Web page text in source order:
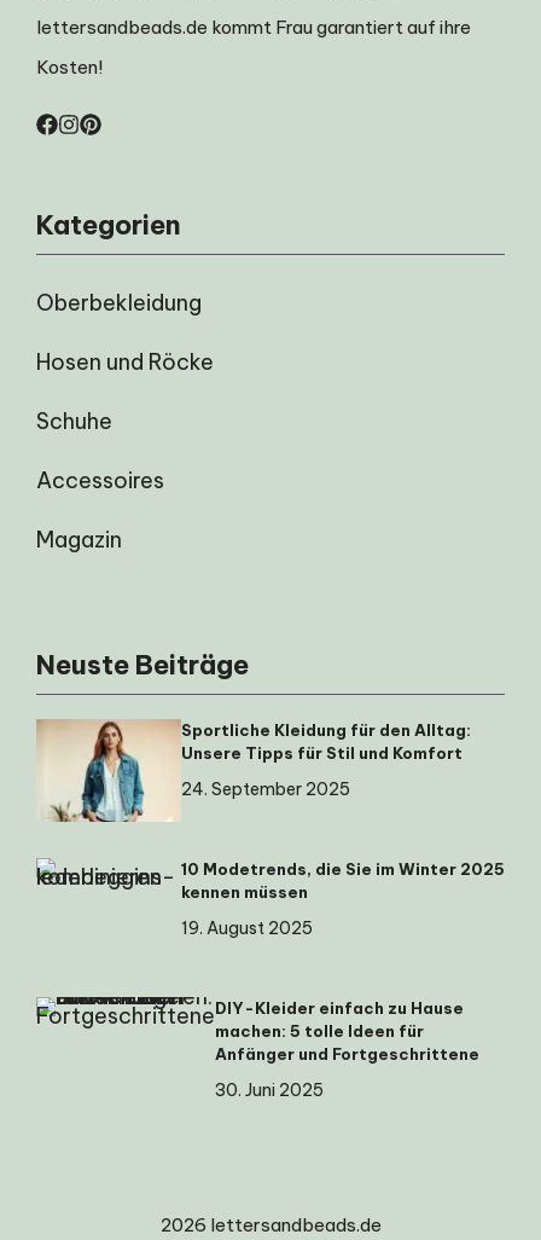
lettersandbeads.de kommt Frau garantiert auf ihre
Kosten!
Kategorien
Oberbekleidung
Hosen und Röcke
Schuhe
Accessoires
Magazin
Neuste Beiträge
Sportliche Kleidung für den Alltag:
Unsere Tipps für Stil und Komfort
24. September 2025
10 Modetrends, die Sie im Winter 2025
kennen müssen
19. August 2025
DIY-Kleider einfach zu Hause
machen: 5 tolle Ideen für
Anfänger und Fortgeschrittene
30. Juni 2025
2026 lettersandbeads.de